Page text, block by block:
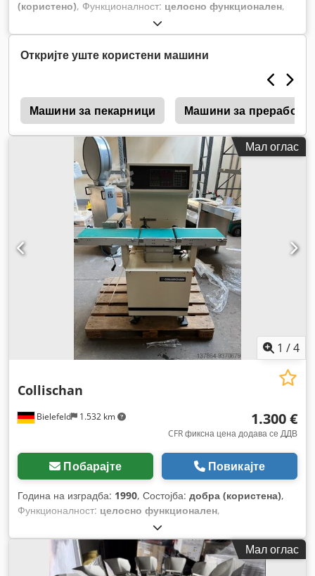
(користено), Функционалност: целосно функционален,
Откријте уште користени машини
Машини за пекарници Машини за
Мал оглас
1 /4
Bielefeld 1.532 km
Collischan
1.300 €
CFR фиксна цена додава се ДДВ
Побарајте Повикајте
Година на изградба: 1990, Состојба: добра (користена),
Функционалност: целосно функционален,
Мал оглас